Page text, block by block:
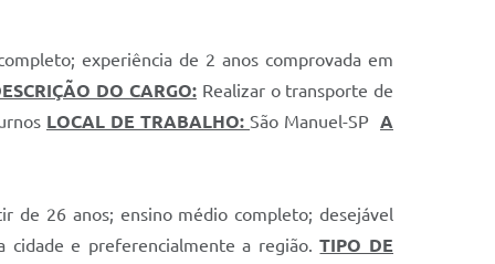
experiência de 2 anos comprovada em
DO CARGO:Realizar o transporte de
LOCAL DE TRABALHO: São Manuel-SP A
de 26 anos; ensino médio completo; desejável
cidade e preferencialmente a região.TIPO DE